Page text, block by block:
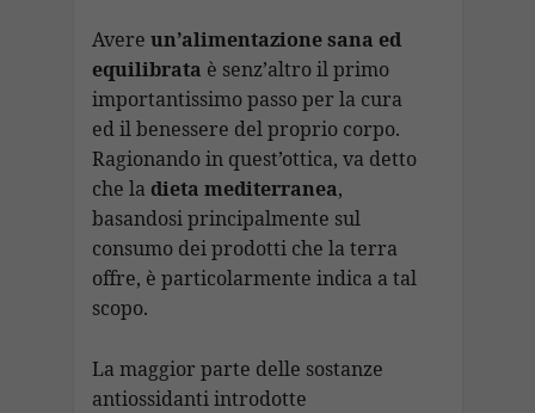
Avere un’alimentazione sana ed
equilibrata è senz’altro il primo
importantissimo passo per la cura
ed il benessere del proprio corpo.
Ragionando in quest’ottica, va detto
che la dieta mediterranea,
basandosi principalmente sul
consumo dei prodotti che la terra
offre, è particolarmente indica a tal
scopo.
La maggior parte delle sostanze
antiossidanti introdotte